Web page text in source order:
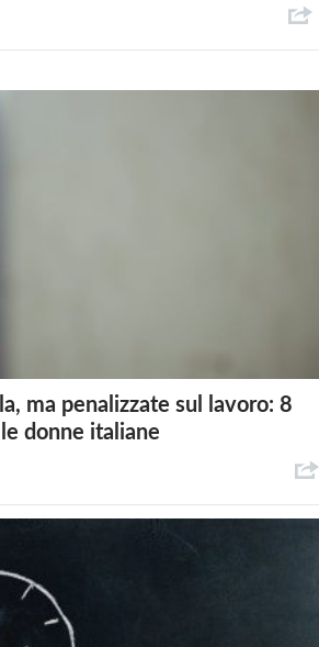
ma penalizzate sul lavoro: 8
donne italiane